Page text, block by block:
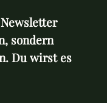
sondern
Du wirst es